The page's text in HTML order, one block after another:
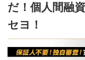
だ！個人間融
セヨ！